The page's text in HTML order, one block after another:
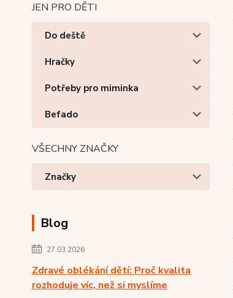
JEN PRO DĚTI
Do deště
Hračky
Potřeby pro miminka
Befado
VŠECHNY ZNAČKY
Značky
Blog
27.03.2026
Zdravé oblékání dětí: Proč kvalita
rozhoduje víc, než si myslíme